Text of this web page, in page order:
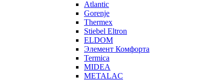
Atlantic
Gorenje
Thermex
Stiebel Eltron
ELDOM
Элемент Комфорта
Termica
MIDEA
METALAC